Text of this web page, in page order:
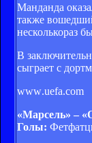
Манданда
также
несколькораз
В
сыграет с
www.uefa.com
«Марсель» –
Голы: